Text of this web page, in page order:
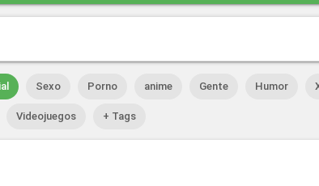
Sexo Porno anime Gente Humor
Videojuegos + Tags